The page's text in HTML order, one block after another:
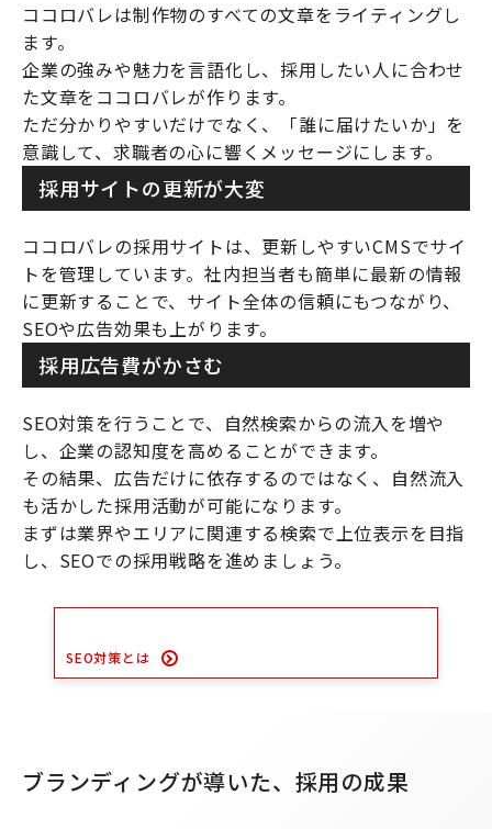
ココロバレは制作物のすべての文章をライティングし
ます。
企業の強みや魅力を言語化し、採用したい人に合わせ
た文章をココロバレが作ります。
ただ分かりやすいだけでなく、「誰に届けたいか」を
意識して、求職者の心に響くメッセージにします。
採用サイトの更新が大変
ココロバレの採用サイトは、更新しやすいCMSでサイ
トを管理しています。社内担当者も簡単に最新の情報
に更新することで、サイト全体の信頼にもつながり、
SEOや広告効果も上がります。
採用広告費がかさむ
SEO対策を行うことで、自然検索からの流入を増や
し、企業の認知度を高めることができます。
その結果、広告だけに依存するのではなく、自然流入
も活かした採用活動が可能になります。
まずは業界やエリアに関連する検索で上位表示を目指
し、SEOでの採用戦略を進めましょう。
SEO対策とは
ブランディングが導いた、 採用の成果